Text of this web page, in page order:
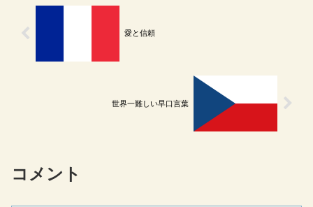
愛と信頼
世界一難しい早口言葉
コメント